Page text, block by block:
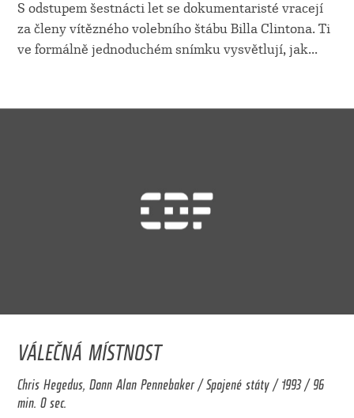
S odstupem šestnácti let se dokumentaristé vracejí
za členy vítězného volebního štábu Billa Clintona. Ti
ve formálně jednoduchém snímku vysvětlují, jak...
VÁLEČNÁ MÍSTNOST
Chris Hegedus, Donn Alan Pennebaker / Spojené státy / 1993 / 96
min. 0 sec.